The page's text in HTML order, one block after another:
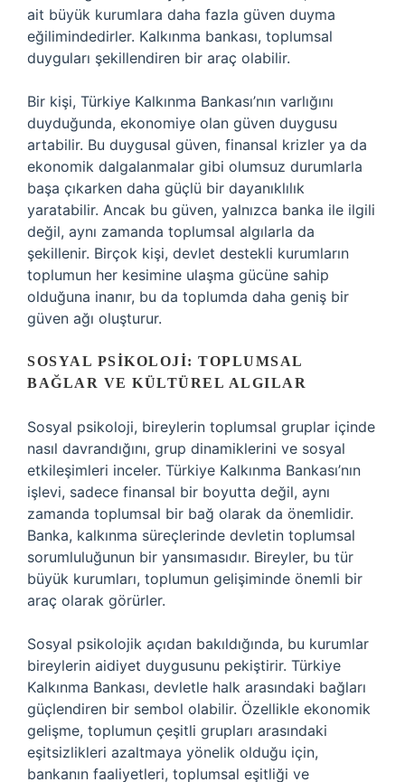
ait büyük kurumlara daha fazla güven duyma
eğilimindedirler. Kalkınma bankası, toplumsal
duyguları şekillendiren bir araç olabilir.
Bir kişi, Türkiye Kalkınma Bankası’nın varlığını
duyduğunda, ekonomiye olan güven duygusu
artabilir. Bu duygusal güven, finansal krizler ya da
ekonomik dalgalanmalar gibi olumsuz durumlarla
başa çıkarken daha güçlü bir dayanıklılık
yaratabilir. Ancak bu güven, yalnızca banka ile ilgili
değil, aynı zamanda toplumsal algılarla da
şekillenir. Birçok kişi, devlet destekli kurumların
toplumun her kesimine ulaşma gücüne sahip
olduğuna inanır, bu da toplumda daha geniş bir
güven ağı oluşturur.
SOSYAL PSIKOLOJI: TOPLUMSAL
BAĞLAR VE KÜLTÜREL ALGILAR
Sosyal psikoloji, bireylerin toplumsal gruplar içinde
nasıl davrandığını, grup dinamiklerini ve sosyal
etkileşimleri inceler. Türkiye Kalkınma Bankası’nın
işlevi, sadece finansal bir boyutta değil, aynı
zamanda toplumsal bir bağ olarak da önemlidir.
Banka, kalkınma süreçlerinde devletin toplumsal
sorumluluğunun bir yansımasıdır. Bireyler, bu tür
büyük kurumları, toplumun gelişiminde önemli bir
araç olarak görürler.
Sosyal psikolojik açıdan bakıldığında, bu kurumlar
bireylerin aidiyet duygusunu pekiştirir. Türkiye
Kalkınma Bankası, devletle halk arasındaki bağları
güçlendiren bir sembol olabilir. Özellikle ekonomik
gelişme, toplumun çeşitli grupları arasındaki
eşitsizlikleri azaltmaya yönelik olduğu için,
bankanın faaliyetleri, toplumsal eşitliği ve